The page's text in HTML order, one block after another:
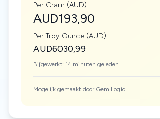
Per Gram (AUD)
AUD193,90
Per Troy Ounce (AUD)
AUD6030,99
Bijgewerkt: 14 minuten geleden
Mogelijk gemaakt door Gem Logic